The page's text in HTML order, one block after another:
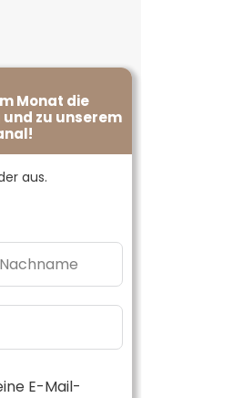
Monat die
zu unserem
aus.
E-Mail-